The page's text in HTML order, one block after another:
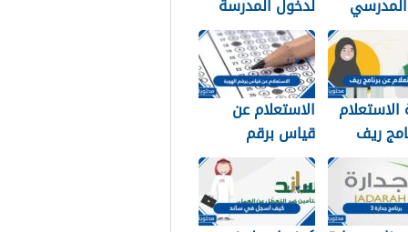
لدخول المدرسة
1448
ريف
1448
الاستعلام عن
قياس برقم
الهوية 1448
services.qiyas.s
a